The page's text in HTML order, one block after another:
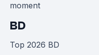
moment
BD
Top 2026 BD